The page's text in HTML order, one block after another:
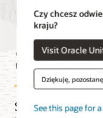
Czy chcesz
kraju?
Visit Oracle
Dziękuję,
See this page for
Spełnienie